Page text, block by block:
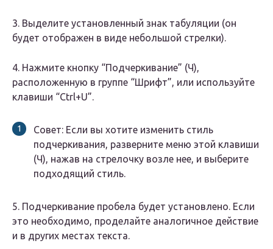
3. Выделите установленный знак табуляции (он
будет отображен в виде небольшой стрелки).
4. Нажмите кнопку “Подчеркивание” (Ч),
расположенную в группе “Шрифт”, или используйте
клавиши “Ctrl+U”.
Совет: Если вы хотите изменить стиль
подчеркивания, разверните меню этой клавиши
(Ч), нажав на стрелочку возле нее, и выберите
подходящий стиль.
5. Подчеркивание пробела будет установлено. Если
это необходимо, проделайте аналогичное действие
и в других местах текста.